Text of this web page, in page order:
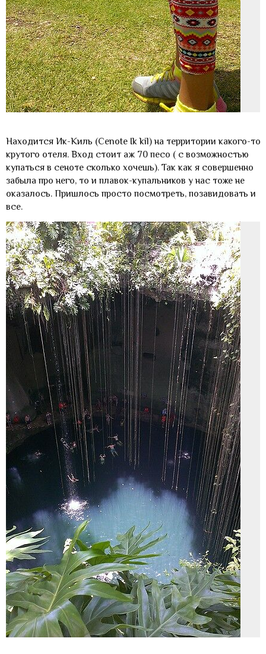
Находится Ик-Киль (Cenote Ik kil) на территории какого-то
крутого отеля. Вход стоит аж 70 песо ( с возможностью
купаться в сеноте сколько хочешь). Так как я совершенно
забыла про него, то и плавок-купальников у нас тоже не
оказалось. Пришлось просто посмотреть, позавидовать и
все.